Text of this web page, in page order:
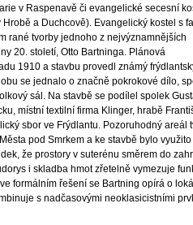
v Raspenavě či evangelické secesní
a Duchcově). Evangelický kostel s
rané tvorby jednoho z nejvýznamnějších
20. století, Otto Bartninga. Plánová
1910 a stavbu provedl známý
se jednalo o značně pokrokové dílo,
sál. Na stavbě se podílel spolek
místní textilní firma Klinger, hrabě
sbor ve Frýdlantu. Pozoruhodný areál
pod Smrkem a ke stavbě bylo využito
že prostory v suterénu směrem do
i skladba hmot zřetelně vymezuje
formálním řešení se Bartning opírá o
s nadčasovými neoklasicistními